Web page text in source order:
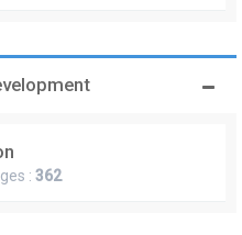
: 362